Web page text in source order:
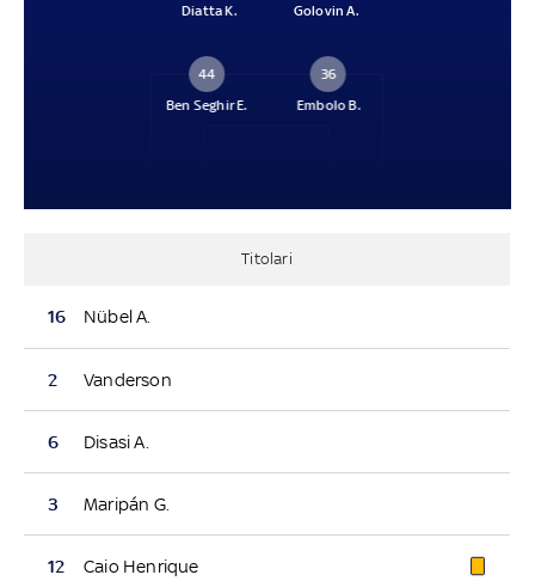
Diatta K.
Golovin A.
44
Ben Seghir E.
36
Embolo B.
Titolari
16 Nübel A.
2 Vanderson
6 Disasi A.
3 Maripán G.
12 Caio Henrique